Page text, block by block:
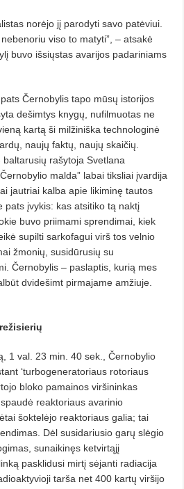
norėjo jį parodyti savo patėviui.
viso to matyti”, – atsakė
buvo išsiųstas avarijos pa­dariniams
Černobylis tapo mūsų istorijos
dešimtys knygų, nufilmuotas ne
kartą ši milžiniška technologinė
naujų faktų, naujų skaičių.
rašytoja Svetlana
malda” labai tiksliai įvardija
jautriai kalba apie likiminę tautos
pats įvykis: kas atsitiko tą naktį
buvo priimami sprendimai, kiek
supilti sarkofagui virš tos velnio
žmonių, susidūrusių su
Černobylis – paslaptis, kurią mes
dvidešimt pirmajame amžiuje.
1 val. 23 min. 40 sek., Černobylio
‘turbogeneratoriaus rotoriaus
bloko pamainos viršinin­kas
reaktoriaus avarinio
šoktelėjo reaktoriaus galia; tai
Dėl susidariusio garų slėgio
su­naikinęs ketvirtąjį
pasklidusi mirtį sė­janti radiacija
tarša net 400 kartų vir­šijo